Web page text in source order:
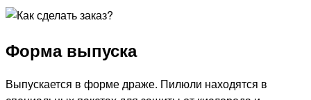
Форма выпуска
Выпускается в форме драже. Пилюли находятся в